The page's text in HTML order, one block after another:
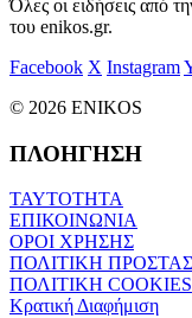
Όλες οι ειδήσεις από
του enikos.gr.
Facebook X Instagram
© 2026 ENIKOS
ΠΛΟΗΓΗΣΗ
ΤΑΥΤΟΤΗΤΑ
ΕΠΙΚΟΙΝΩΝΙΑ
ΟΡΟΙ ΧΡΗΣΗΣ
ΠΟΛΙΤΙΚΗ
ΠΟΛΙΤΙΚΗ COOKIES
Κρατική Διαφήμιση